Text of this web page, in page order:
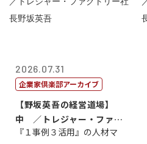
2026.07.31
企業家倶楽部アーカイブ
【野坂英吾の経営道場】
中 ／トレジャー・ファク
トリー社長野坂...
『１事例３活用』の人材マ